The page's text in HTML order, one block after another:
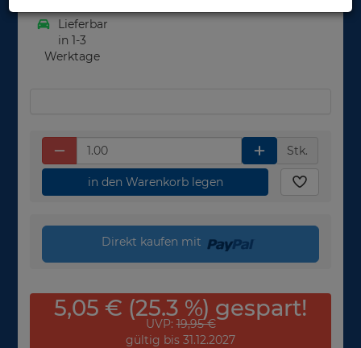
Lieferbar
in 1-3
Werktage
Stk.
in den Warenkorb legen
Direkt kaufen mit
5,05 € (25.3 %) gespart!
UVP:19,95 €
gültig bis 31.12.2027